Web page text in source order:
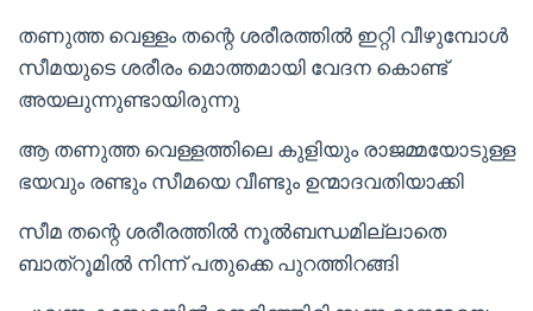
തണുത്ത വെള്ളം തന്റെ ശരീരത്തിൽ ഇറ്റി വീഴുമ്പോൾ
സീമയുടെ ശരീരം മൊത്തമായി വേദന കൊണ്ട്
അയലുന്നുണ്ടായിരുന്നു
ആ തണുത്ത വെള്ളത്തിലെ കുളിയും രാജമ്മയോടുള്ള
ഭയവും രണ്ടും സീമയെ വീണ്ടും ഉന്മാദവതിയാക്കി
സീമ തന്റെ ശരീരത്തിൽ നൂൽബന്ധമില്ലാതെ
ബാത്റൂമിൽ നിന്ന് പതുക്കെ പുറത്തിറങ്ങി